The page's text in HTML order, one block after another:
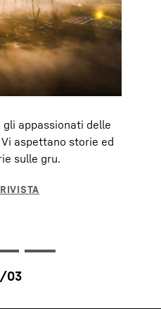
appassionati delle
aspettano storie ed
sulle gru.